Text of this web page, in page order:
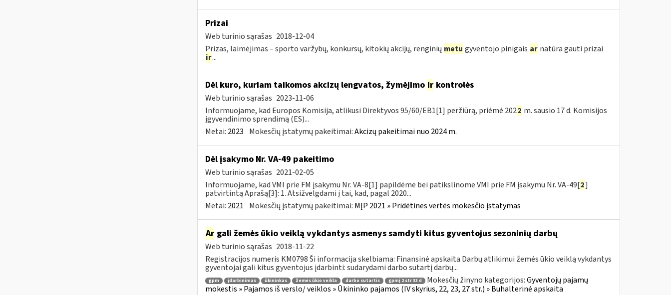
Prizai
Web turinio sąrašas 2018-12-04
Prizas, laimėjimas – sporto varžybų, konkursų, kitokių akcijų, renginių metu gyventojo pinigais ar natūra gauti prizai
ir...
Dėl kuro, kuriam taikomos akcizų lengvatos, žymėjimo irkontrolės
Web turinio sąrašas 2023-11-06
Informuojame, kad Europos Komisija, atlikusi Direktyvos 95/60/EB1[1] peržiūrą, priėmė 2022 m. sausio 17 d. Komisijos
įgyvendinimo sprendimą (ES)...
Metai: 2023 Mokesčių įstatymų pakeitimai:Akcizų pakeitimai nuo 2024 m.
Dėl įsakymo Nr. VA-49 pakeitimo
Web turinio sąrašas 2021-02-05
Informuojame, kad VMI prie FM įsakymu Nr. VA-8[1] papildėme bei patikslinome VMI prie FM įsakymu Nr. VA-49[2]
patvirtintą Aprašą[3]: 1. Atsižvelgdami į tai, kad, pagal 2020...
Metai: 2021 Mokesčių įstatymų pakeitimai: MĮP 2021 » Pridėtines vertės mokesčio įstatymas
Argali žemės ūkio veiklą vykdantys asmenys samdyti kitus gyventojus sezoninių darbų
Web turinio sąrašas 2018-11-22
Registracijos numeris KM0798 Ši informacija skelbiama: Finansinė apskaita Darbų atlikimui žemės ūkio veiklą vykdantys
gyventojai gali kitus gyventojus įdarbinti: sudarydami darbo sutartį darbų...
gpm įdarbinimas ūkininkas žemės ūkio veikla darbo sutartis gpmį 2 str 33 d Mokesčių žinyno kategorijos:Gyventojų pajamų
mokestis » Pajamos iš verslo/ veiklos » Ūkininko pajamos (IV skyrius, 22, 23, 27 str.) » Buhalterinė apskaita